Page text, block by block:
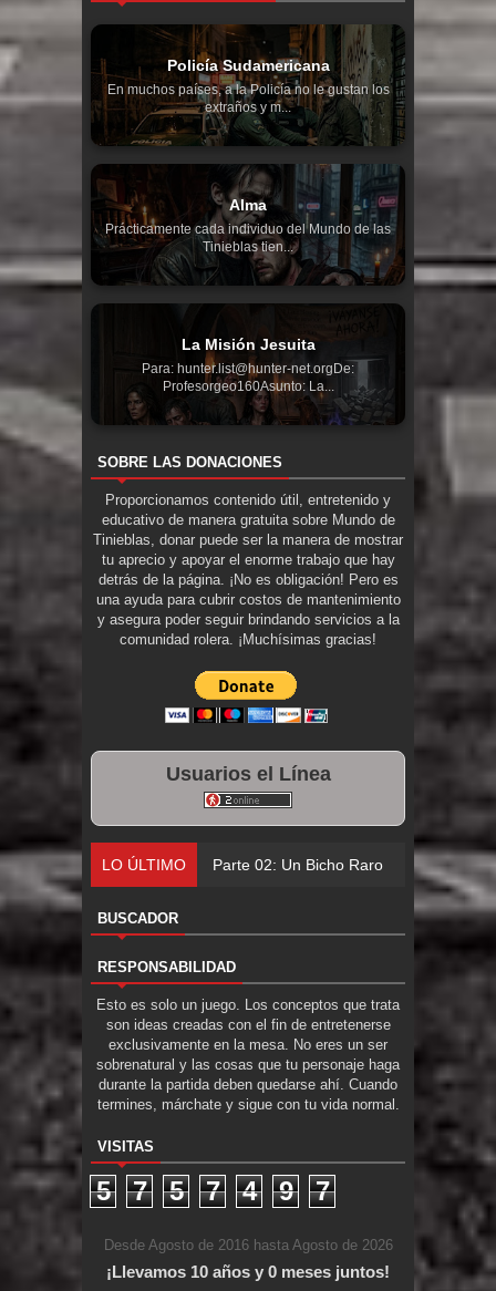
Policía Sudamericana
En muchos países, a la Policía no le gustan los
extraños y m...
Alma
Prácticamente cada individuo del Mundo de las
Tinieblas tien...
La Misión Jesuita
Para: hunter.list@hunter-net.orgDe:
Profesorgeo160Asunto: La...
SOBRE LAS DONACIONES
Proporcionamos contenido útil, entretenido y
educativo de manera gratuita sobre Mundo de
Tinieblas, donar puede ser la manera de mostrar
tu aprecio y apoyar el enorme trabajo que hay
detrás de la página. ¡No es obligación! Pero es
una ayuda para cubrir costos de mantenimiento
y asegura poder seguir brindando servicios a la
comunidad rolera. ¡Muchísimas gracias!
Usuarios el Línea
LO ÚLTIMO Parte 02: Un Bicho Raro
BUSCADOR
RESPONSABILIDAD
Esto es solo un juego. Los conceptos que trata
son ideas creadas con el fin de entretenerse
exclusivamente en la mesa. No eres un ser
sobrenatural y las cosas que tu personaje haga
durante la partida deben quedarse ahí. Cuando
termines, márchate y sigue con tu vida normal.
VISITAS
5 7 5 7 4 9 7
Desde Agosto de 2016 hasta Agosto de 2026
¡Llevamos 10 años y 0 meses juntos!